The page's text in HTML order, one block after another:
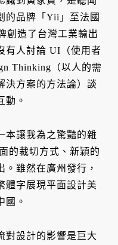
的品牌「Yii」至法國
創造了台灣工業輸出
有人討論 UI（使用者
Thinking（以人的需
決方案的方法論）談
動。
本讓我為之驚豔的雜
的裁切方式、新穎的
雖然在廣州發行，
體字展現平面設計美
國。
對設計的影響是巨大